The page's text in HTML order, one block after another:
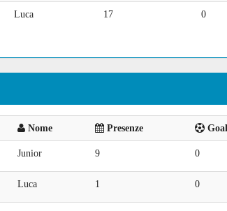
Luca 17 0
Nome Presenze
Junior 9 0
Luca 1 0